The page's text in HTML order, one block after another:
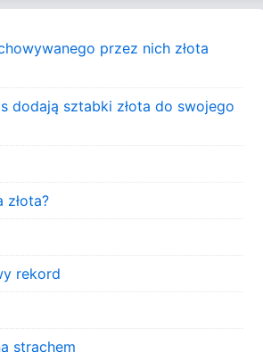
przez nich złota
dodają sztabki złota do swojego
złota?
rekord
strachem